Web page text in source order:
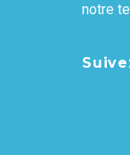
notre